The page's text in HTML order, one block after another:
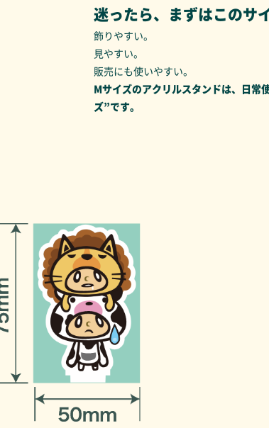
迷ったら、まずはこのサ
飾りやすい。
見やすい。
販売にも使いやすい。
Mサイズのアクリルスタンドは、日常
ズ”です。